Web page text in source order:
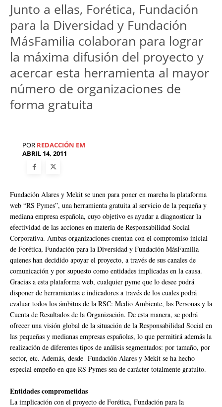
Junto a ellas, Forética, Fundación
para la Diversidad y Fundación
MásFamilia colaboran para lograr
la máxima difusión del proyecto y
acercar esta herramienta al mayor
número de organizaciones de
forma gratuita
POR REDACCIÓN EM
ABRIL 14, 2011
Fundación Alares y Mekit se unen para poner en marcha la plataforma
web “RS Pymes”, una herramienta gratuita al servicio de la pequeña y
mediana empresa española, cuyo objetivo es ayudar a diagnosticar la
efectividad de las acciones en materia de Responsabilidad Social
Corporativa. Ambas organizaciones cuentan con el compromiso inicial
de Forética, Fundación para la Diversidad y Fundación MásFamilia
quienes han decidido apoyar el proyecto, a través de sus canales de
comunicación y por supuesto como entidades implicadas en la causa.
Gracias a esta plataforma web, cualquier pyme que lo desee podrá
disponer de herramientas e indicadores a través de los cuales podrá
evaluar todos los ámbitos de la RSC: Medio Ambiente, las Personas y la
Cuenta de Resultados de la Organización. De esta manera, se podrá
ofrecer una visión global de la situación de la Responsabilidad Social en
las pequeñas y medianas empresas españolas, lo que permitirá además la
realización de diferentes tipos de análisis segmentados: por tamaño, por
sector, etc. Además, desde Fundación Alares y Mekit se ha hecho
especial empeño en que RS Pymes sea de carácter totalmente gratuito.
Entidades comprometidas
La implicación con el proyecto de Forética, Fundación para la